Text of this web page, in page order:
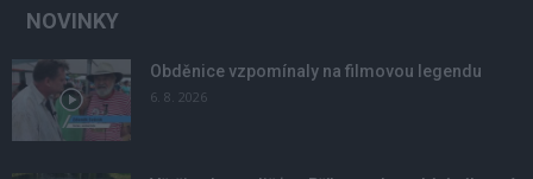
NOVINKY
Obděnice vzpomínaly na filmovou legendu
6. 8. 2026